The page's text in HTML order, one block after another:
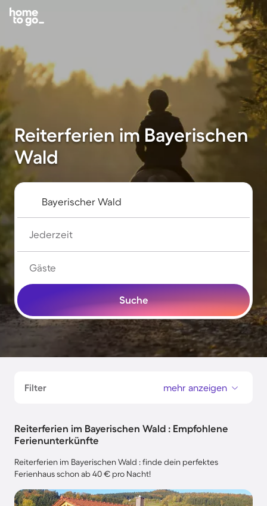
Reiterferien im Bayerischen
Wald
Jederzeit
Gäste
Suche
Filter mehr anzeigen
Reiterferien im Bayerischen Wald : Empfohlene
Ferienunterkünfte
Reiterferien im Bayerischen Wald : finde dein perfektes
Ferienhaus schon ab 40 € pro Nacht!